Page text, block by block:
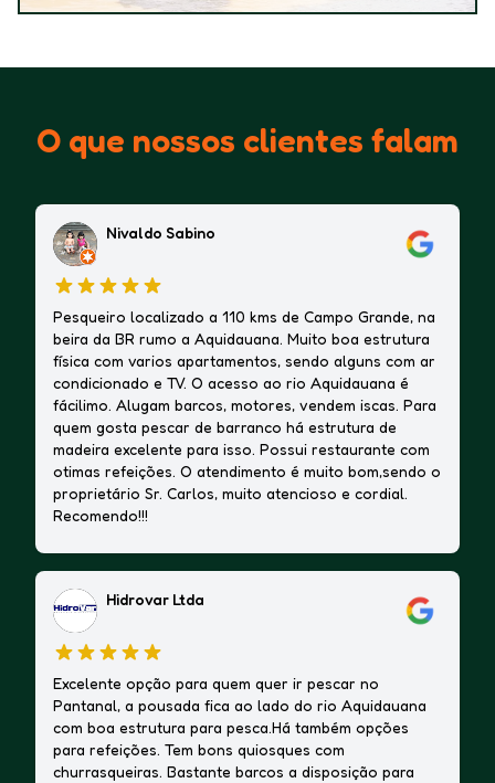
O que nossos clientes falam
Nivaldo Sabino
Pesqueiro localizado a 110 kms de Campo Grande, na
beira da BR rumo a Aquidauana. Muito boa estrutura
física com varios apartamentos, sendo alguns com ar
condicionado e TV. O acesso ao rio Aquidauana é
fácilimo. Alugam barcos, motores, vendem iscas. Para
quem gosta pescar de barranco há estrutura de
madeira excelente para isso. Possui restaurante com
otimas refeições. O atendimento é muito bom,sendo o
proprietário Sr. Carlos, muito atencioso e cordial.
Recomendo!!!
Hidrovar Ltda
Excelente opção para quem quer ir pescar no
Pantanal, a pousada fica ao lado do rio Aquidauana
com boa estrutura para pesca.Há também opções
para refeições. Tem bons quiosques com
churrasqueiras. Bastante barcos a disposição para